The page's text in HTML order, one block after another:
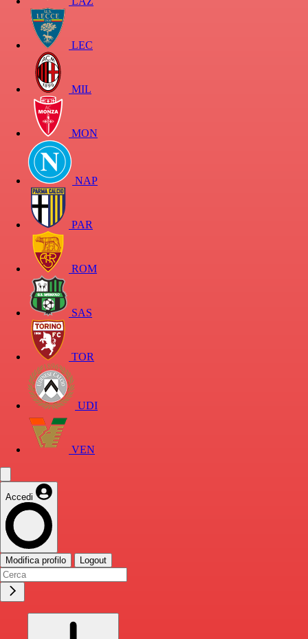
LEC
MIL
MON
NAP
PAR
ROM
SAS
TOR
UDI
VEN
Accedi
Modifica profilo Logout